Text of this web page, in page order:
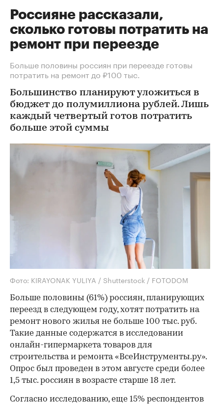
Россияне рассказали,
сколько готовы потратить на
ремонт при переезде
Больше половины россиян при переезде готовы
потратить на ремонт до ₽100 тыс.
Большинство планируют уложиться в
бюджет до полумиллиона рублей. Лишь
каждый четвертый готов потратить
больше этой суммы
Фото: KIRAYONAK YULIYA / Shutterstock / FOTODOM
Больше половины (61%) россиян, планирующих
переезд в следующем году, хотят потратить на
ремонт нового жилья не больше 100 тыс. руб.
Такие данные содержатся в исследовании
онлайн-гипермаркета товаров для
строительства и ремонта «ВсеИнструменты.ру».
Опрос был проведен в этом августе среди более
1,5 тыс. россиян в возрасте старше 18 лет.
Согласно исследованию, еще 15% респондентов